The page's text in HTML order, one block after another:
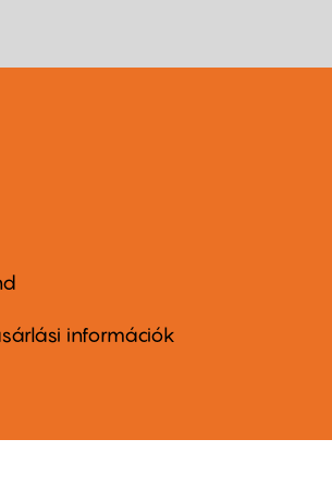
információk